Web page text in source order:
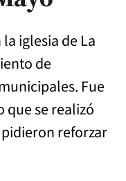
iglesia de La
de
Fue
que se realizó
reforzar